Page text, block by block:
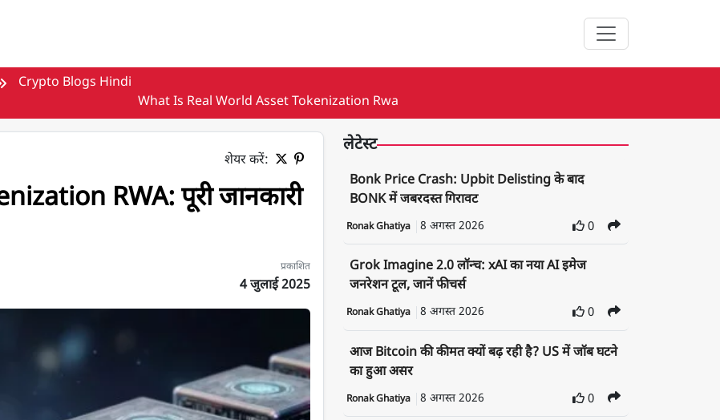
Crypto Blogs Hindi
What Is Real World Asset Tokenization Rwa
शेयर करें:
RWA: पूरी जानकारी
प्रकाशित
4 जुलाई 2025
लेटेस्ट
Bonk Price Crash: Upbit Delisting के बाद
BONK में जबरदस्त गिरावट
Ronak Ghatiya 8 अगस्त 2026 0
Grok Imagine 2.0 लॉन्च: xAI का नया AI इमेज
जनरेशन टूल, जानें फीचर्स
Ronak Ghatiya 8 अगस्त 2026 0
आज Bitcoin की कीमत क्यों बढ़ रही है? US में जॉब घटने
का हुआ असर
Ronak Ghatiya 8 अगस्त 2026 0